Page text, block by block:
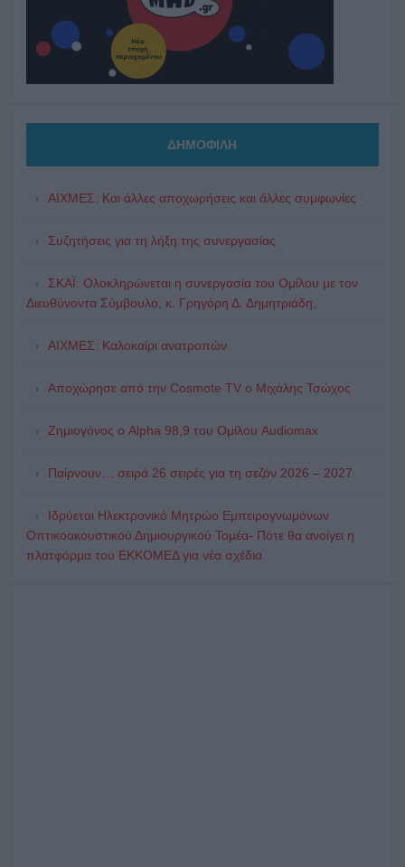
ΔΗΜΟΦΙΛΗ
ΑΙΧΜΕΣ: Και άλλες αποχωρήσεις και άλλες συμφωνίες
Συζητήσεις για τη λήξη της συνεργασίας
ΣΚΑΪ: Ολοκληρώνεται η συνεργασία του Ομίλου με τον
Διευθύνοντα Σύμβουλο, κ. Γρηγόρη Δ. Δημητριάδη,
ΑΙΧΜΕΣ: Καλοκαίρι ανατροπών
Αποχώρησε από την Cosmote TV o Μιχάλης Τσώχος
Ζημιογόνος ο Alpha 98,9 του Ομίλου Audiomax
Παίρνουν… σειρά 26 σειρές για τη σεζόν 2026 – 2027
Ιδρύεται Ηλεκτρονικό Μητρώο Εμπειρογνωμόνων
Οπτικοακουστικού Δημιουργικού Τομέα- Πότε θα ανοίγει η
πλατφόρμα του ΕΚΚΟΜΕΔ για νέα σχέδια